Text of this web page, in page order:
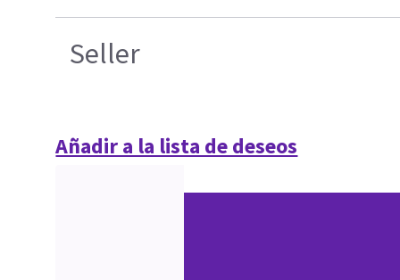
Seller
Añadir a la lista de deseos